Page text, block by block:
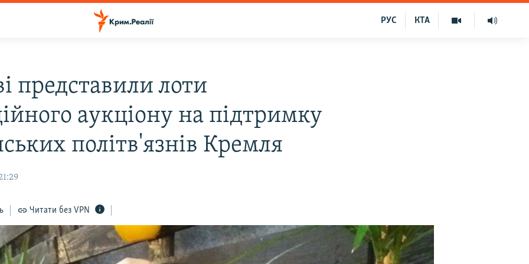
КТА
РУС
представили лоти
аукціону на підтримку
політв'язнів Кремля
Читати без VPN